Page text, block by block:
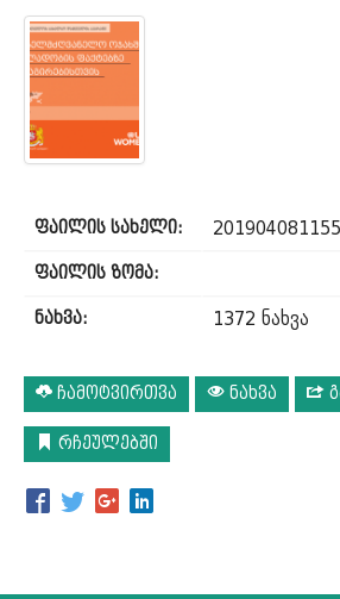
ფაილის სახელი:
ფაილის ზომა:
ნახვა: 1372 ნახვა
ჩამოტვირთვა ნახვა
რჩეულებში